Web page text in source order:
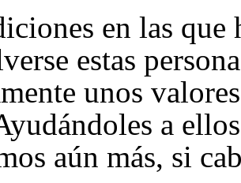
en las
estas
unos
a
aún más, si